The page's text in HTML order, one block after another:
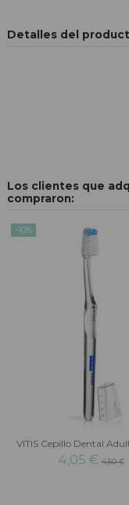
Detalles del
Los clientes que
compraron:
-10%
VITIS Cepillo Dental
4,05 €4,50 €